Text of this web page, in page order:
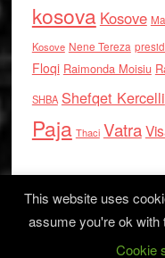
kosova Kosove
Kosove Nene Tereza
Floqi Raimonda Moisiu
SHBA Shefqet Kercelli
Paja Thaci Vatra
This website uses
assume you're ok with
Cookie